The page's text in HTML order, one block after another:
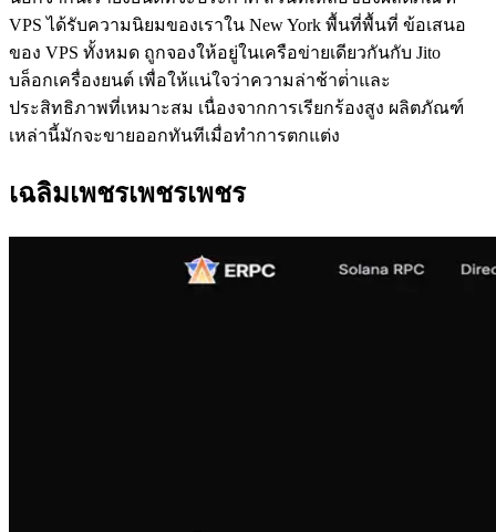
VPS ได้รับความนิยมของเราใน New York พื้นที่พื้นที่ ข้อเสนอ
ของ VPS ทั้งหมด ถูกจองให้อยู่ในเครือข่ายเดียวกันกับ Jito
บล็อกเครื่องยนต์ เพื่อให้แน่ใจว่าความล่าช้าต่ําและ
ประสิทธิภาพที่เหมาะสม เนื่องจากการเรียกร้องสูง ผลิตภัณฑ์
เหล่านี้มักจะขายออกทันทีเมื่อทําการตกแต่ง
เฉลิมเพชรเพชรเพชร